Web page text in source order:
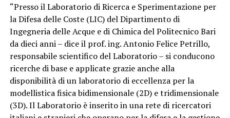
“Presso il Laboratorio di Ricerca e Sperimentazione per
la Difesa delle Coste (LIC) del Dipartimento di
Ingegneria delle Acque e di Chimica del Politecnico Bari
da dieci anni – dice il prof. ing. Antonio Felice Petrillo,
responsabile scientifico del Laboratorio – si conducono
ricerche di base e applicate grazie anche alla
disponibilità di un laboratorio di eccellenza per la
modellistica fisica bidimensionale (2D) e tridimensionale
(3D). Il Laboratorio è inserito in una rete di ricercatori